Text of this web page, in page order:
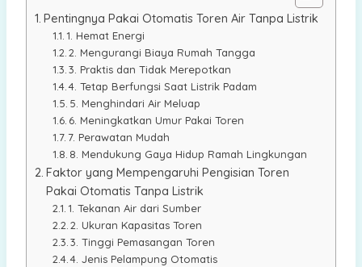
Pentingnya Pakai Otomatis Toren Air Tanpa Listrik
1. Hemat Energi
2. Mengurangi Biaya Rumah Tangga
3. Praktis dan Tidak Merepotkan
4. Tetap Berfungsi Saat Listrik Padam
5. Menghindari Air Meluap
6. Meningkatkan Umur Pakai Toren
7. Perawatan Mudah
8. Mendukung Gaya Hidup Ramah Lingkungan
Faktor yang Mempengaruhi Pengisian Toren
Pakai Otomatis Tanpa Listrik
1. Tekanan Air dari Sumber
2. Ukuran Kapasitas Toren
3. Tinggi Pemasangan Toren
4. Jenis Pelampung Otomatis